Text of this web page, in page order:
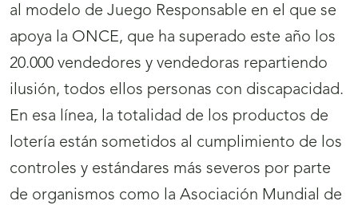
al modelo de Juego Responsable en el que se
apoya la ONCE, que ha superado este año los
20.000 vendedores y vendedoras repartiendo
ilusión, todos ellos personas con discapacidad.
En esa línea, la totalidad de los productos de
lotería están sometidos al cumplimiento de los
controles y estándares más severos por parte
de organismos como la Asociación Mundial de